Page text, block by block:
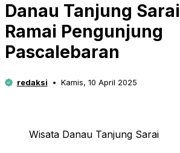
Danau Tanjung Sarai
Ramai Pengunjung
Pascalebaran
redaksi Kamis, 10 April 2025
Wisata Danau Tanjung Sarai